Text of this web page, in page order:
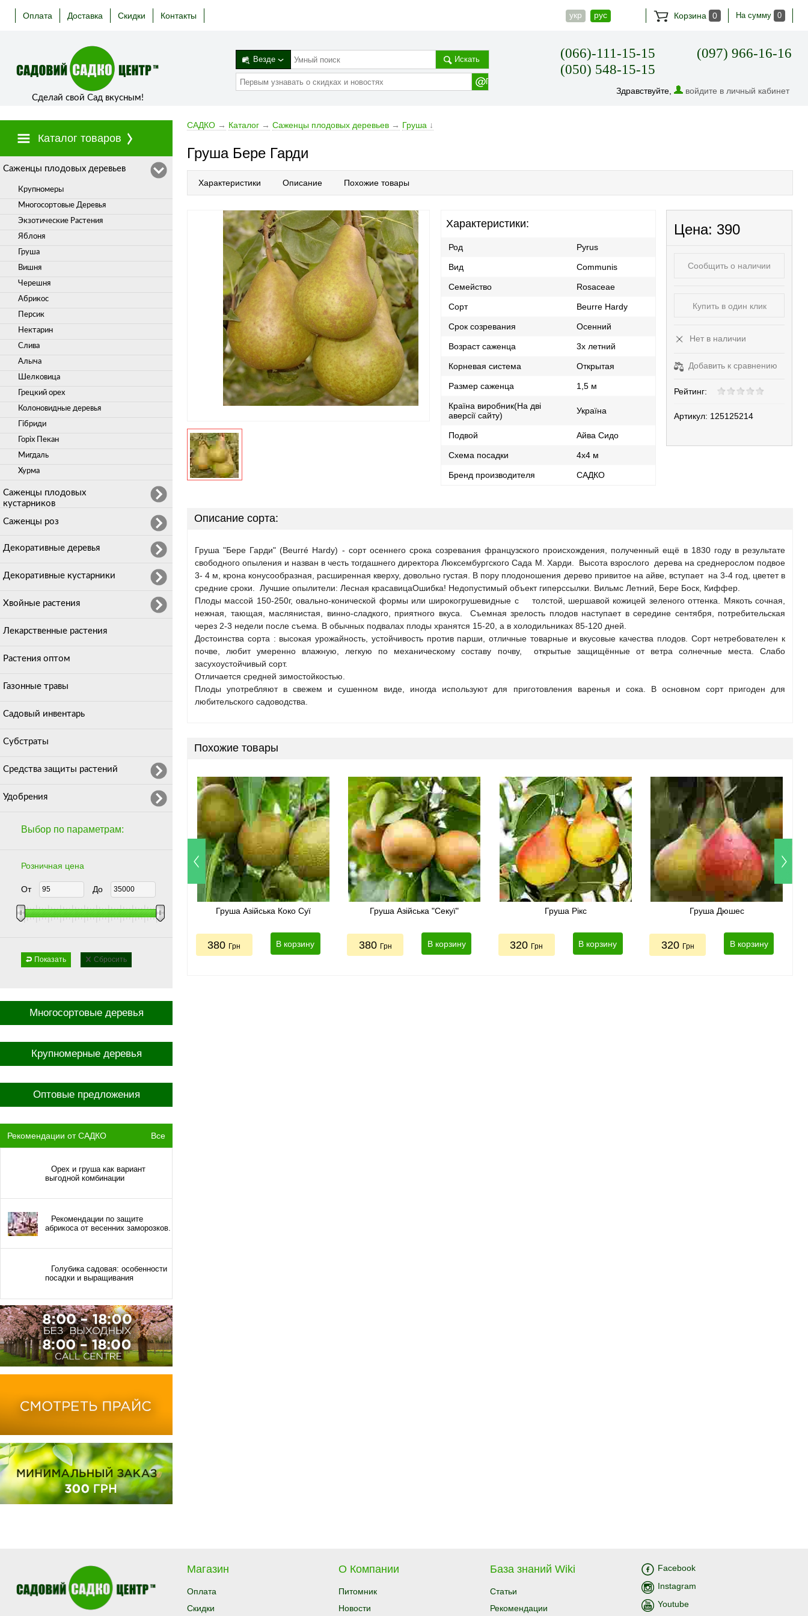
Оплата Доставка Скидки Контакты укр рус Корзина 0 На сумму 0
Сделай свой Сад вкусным!
Везде Искать
(066)-111-15-15
(050) 548-15-15
(097) 966-16-16
Здравствуйте, войдите в личный кабинет
Каталог товаров
Cаженцы плодовых деревьев
Крупномеры
Многосортовые Деревья
Экзотические Растения
Яблоня
Груша
Вишня
Черешня
Абрикос
Персик
Нектарин
Слива
Алыча
Шелковица
Грецкий орех
Колоновидные деревья
Гібриди
Горіх Пекан
Мигдаль
Хурма
Саженцы плодовых
кустарников
Саженцы роз
Декоративные деревья
Декоративные кустарники
Хвойные растения
Лекарственные растения
Растения оптом
Газонные травы
Садовый инвентарь
Субстраты
Средства защиты растений
Удобрения
Многосортовые деревья
Крупномерные деревья
Оптовые предложения
Рекомендации от САДКО Все
Орех и груша как вариант
выгодной комбинации
Рекомендации по защите
абрикоса от весенних заморозков.
Голубика садовая: особенности
посадки и выращивания
Выбор по параметрам:
Розничная цена
От До
Показать Сбросить
САДКО → Каталог → Cаженцы плодовых деревьев → Груша ↓
Груша Бере Гарди
Характеристики Описание Похожие товары
Характеристики:
Род Pyrus
Вид Communis
Семейство Rosaceae
Сорт Beurre Hardy
Срок созревания Осенний
Возраст саженца 3х летний
Корневая система Открытая
Размер саженца 1,5 м
Країна виробник(На дві
аверсії сайту)
Україна
Подвой Айва Сидо
Схема посадки 4х4 м
Бренд производителя САДКО
Цена: 390
Сообщить о наличии
Купить в один клик
Нет в наличии
Добавить к сравнению
Рейтинг:
Артикул: 125125214
Описание сорта:
Груша "Бере Гарди" (Beurré Hardy) - сорт осеннего срока созревания французского происхождения, полученный ещё в 1830 году в результате
свободного опыления и назван в честь тогдашнего директора Люксембургского Сада М. Харди. Высота взрослого дерева на среднерослом подвое
3- 4 м, крона конусообразная, расширенная кверху, довольно густая. В пору плодоношения дерево привитое на айве, вступает на 3-4 год, цветет в
средние сроки. Лучшие опылители: Лесная красавицаОшибка! Недопустимый объект гиперссылки. Вильмс Летний, Бере Боск, Киффер.
Плоды массой 150-250г, овально-конической формы или широкогрушевидные с толстой, шершавой кожицей зеленого оттенка. Мякоть сочная,
нежная, тающая, маслянистая, винно-сладкого, приятного вкуса. Съемная зрелость плодов наступает в середине сентября, потребительская
через 2-3 недели после съема. В обычных подвалах плоды хранятся 15-20, а в холодильниках 85-120 дней.
Достоинства сорта : высокая урожайность, устойчивость против парши, отличные товарные и вкусовые качества плодов. Сорт нетребователен к
почве, любит умеренно влажную, легкую по механическому составу почву, открытые защищённые от ветра солнечные места. Слабо
засухоустойчивый сорт.
Отличается средней зимостойкостью.
Плоды употребляют в свежем и сушенном виде, иногда используют для приготовления варенья и сока. В основном сорт пригоден для
любительского садоводства.
Похожие товары
Груша Азійська Коко Суї
380 Грн В корзину
Груша Азійська "Секуї"
380 Грн В корзину
Груша Рікс
320 Грн В корзину
Груша Дюшес
320 Грн В корзину
Магазин
Оплата
Скидки
О Компании
Питомник
Новости
База знаний Wiki
Статьи
Рекомендации
Facebook
Instagram
Youtube